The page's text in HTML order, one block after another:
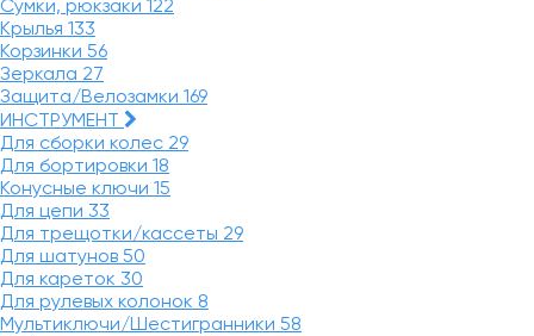
Сумки, рюкзаки 122
Крылья 133
Корзинки 56
Зеркала 27
Защита/Велозамки 169
ИНСТРУМЕНТ
Для сборки колес 29
Для бортировки 18
Конусные ключи 15
Для цепи 33
Для трещотки/кассеты 29
Для шатунов 50
Для кареток 30
Для рулевых колонок 8
Мультиключи/Шестигранники 58